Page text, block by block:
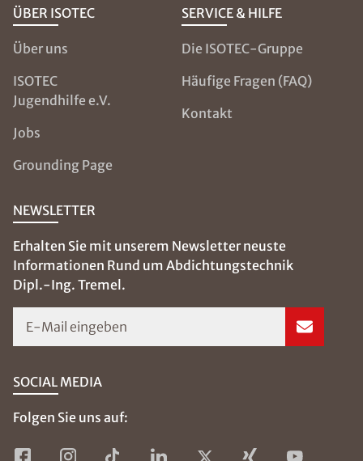
ÜBER ISOTEC
Über uns
ISOTEC
Jugendhilfe e.V.
Jobs
Grounding Page
SERVICE & HILFE
Die ISOTEC-Gruppe
Häufige Fragen (FAQ)
Kontakt
NEWSLETTER
Erhalten Sie mit unserem Newsletter neuste
Informationen Rund um Abdichtungstechnik
Dipl.-Ing. Tremel.
E-Mail eingeben
SOCIAL MEDIA
Folgen Sie uns auf: